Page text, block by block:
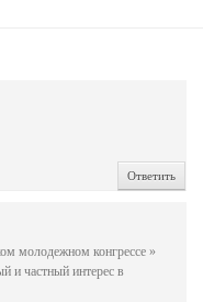
Ответить
молодежном конгрессе »
и частный интерес в